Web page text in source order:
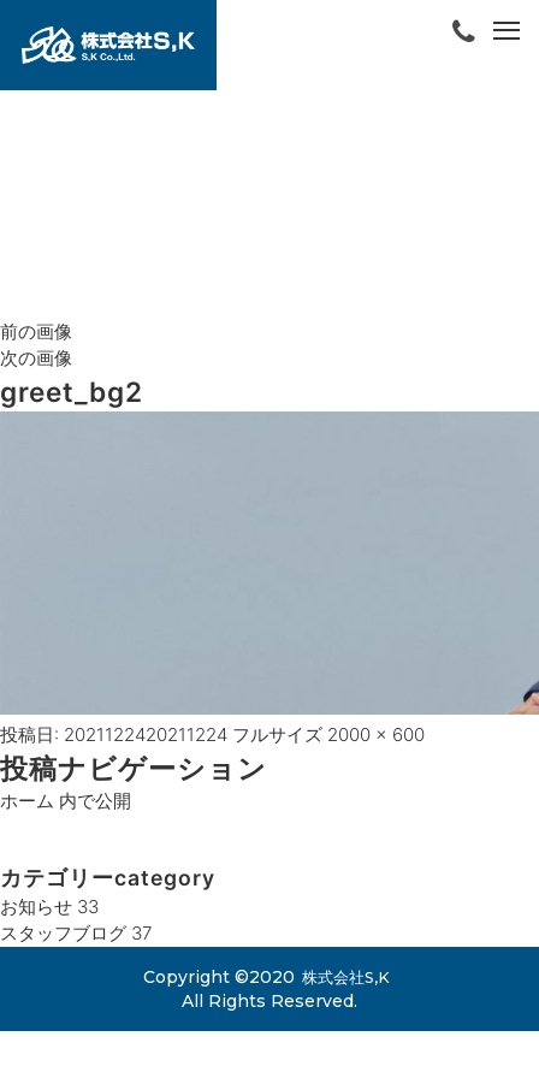
前の画像
次の画像
greet_bg2
投稿日: 2021122420211224 フルサイズ 2000 × 600
投稿ナビゲーション
ホーム 内で公開
カテゴリーcategory
お知らせ 33
スタッフブログ 37
Copyright ©2020 株式会社S,K
All Rights Reserved.